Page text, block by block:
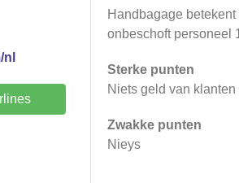
Handbagage
onbeschoft personeel
Sterke punten
Niets geld van klanten
Zwakke punten
Nieys